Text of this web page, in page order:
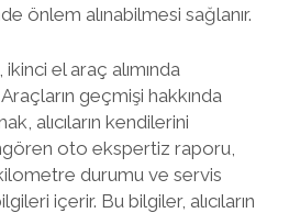
önlem alınabilmesi sağlanır.
el araç alımında
geçmişi hakkında
alıcıların kendilerini
oto ekspertiz raporu,
durumu ve servis
içerir. Bu bilgiler, alıcıların